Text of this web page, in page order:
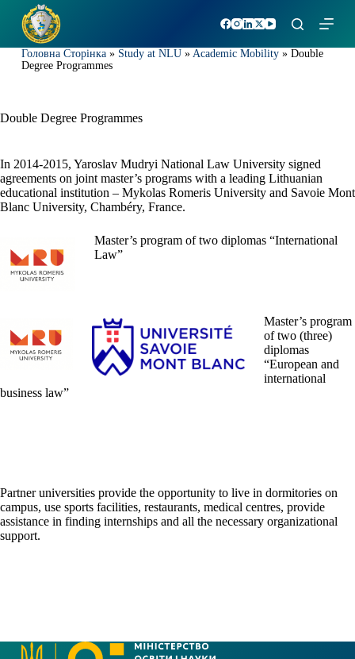
k
p
o
e
n
t
Головна Сторінка» Study at NLU» Academic Mobility» Double
Degree Programmes
Double Degree Programmes
In 2014-2015, Yaroslav Mudryi National Law University signed
agreements on joint master’s programs with a leading Lithuanian
educational institution – Mykolas Romeris University and Savoie Mont
Blanc University, Chambéry, France.
Master’s program of two diplomas “International
Law”
Master’s program
of two (three)
diplomas
“European and
international
business law”
Partner universities provide the opportunity to live in dormitories on
campus, use sports facilities, restaurants, medical centres, provide
assistance in finding internships and all the necessary organizational
support.